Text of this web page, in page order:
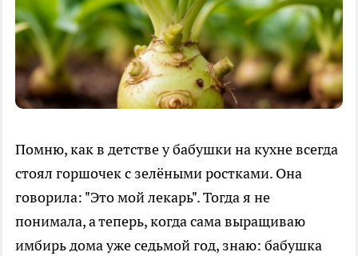
Помню, как в детстве у бабушки на кухне всегда
стоял горшочек с зелёными ростками. Она
говорила: "Это мой лекарь". Тогда я не
понимала, а теперь, когда сама выращиваю
имбирь дома уже седьмой год, знаю: бабушка